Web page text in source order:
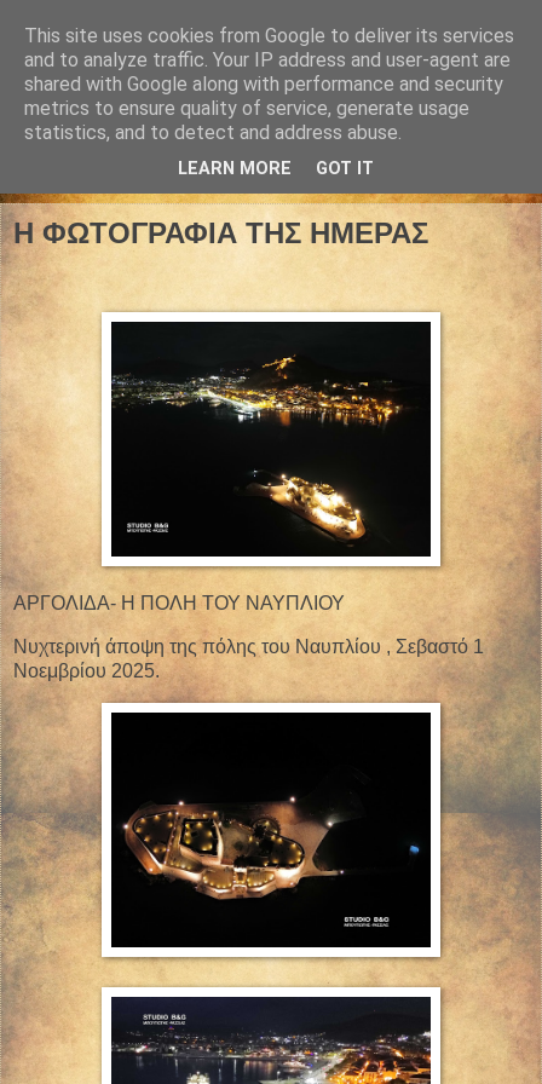
01 Νοεμβρίου 2025
Η ΦΩΤΟΓΡΑΦΙΑ ΤΗΣ ΗΜΕΡΑΣ
ΑΡΓΟΛΙΔΑ- Η ΠΟΛΗ ΤΟΥ ΝΑΥΠΛΙΟΥ
Νυχτερινή άποψη της πόλης του Ναυπλίου , Σεβαστό 1
Νοεμβρίου 2025.
This site uses cookies from Google to deliver its services
and to analyze traffic. Your IP address and user-agent are
shared with Google along with performance and security
metrics to ensure quality of service, generate usage
statistics, and to detect and address abuse.
LEARN MORE GOT IT